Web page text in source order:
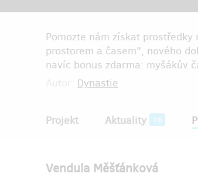
Pomozte nám získat
prostorem a časem", nového
navíc bonus zdarma: myšákův
Dynastie
Projekt Aktuality 16
Vendula Měšťánková